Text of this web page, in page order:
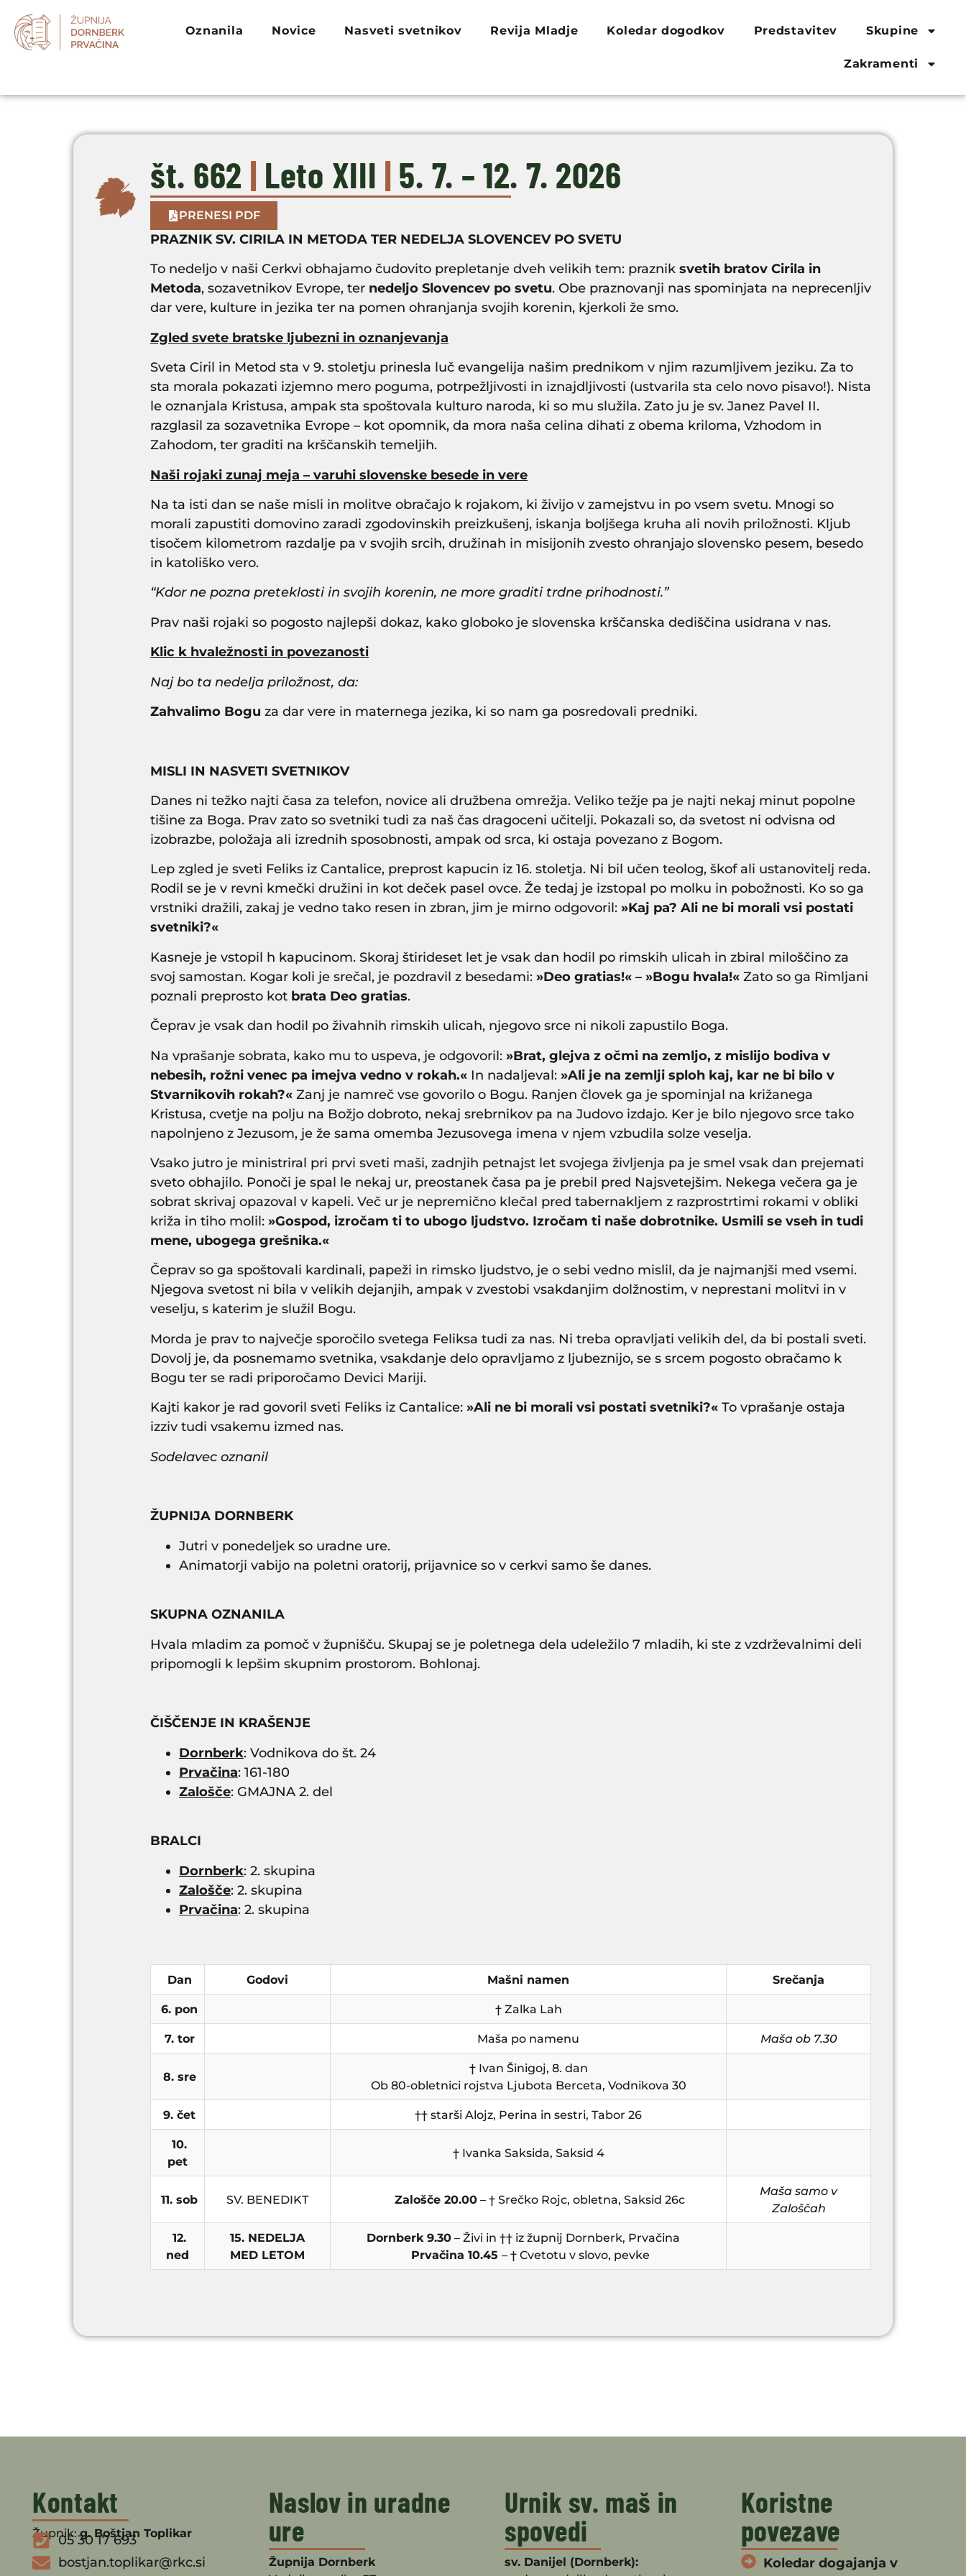
Oznanila Novice Nasveti svetnikov Revija Mladje Koledar dogodkov Predstavitev Skupine
Zakramenti
št. 662 | Leto XIII | 5. 7. – 12. 7. 2026
PRENESI PDF
PRAZNIK SV. CIRILA IN METODA TER NEDELJA SLOVENCEV PO SVETU
To nedeljo v naši Cerkvi obhajamo čudovito prepletanje dveh velikih tem: praznik svetih bratov Cirila in
Metoda, sozavetnikov Evrope, ter nedeljo Slovencev po svetu. Obe praznovanji nas spominjata na neprecenljiv
dar vere, kulture in jezika ter na pomen ohranjanja svojih korenin, kjerkoli že smo.
Zgled svete bratske ljubezni in oznanjevanja
Sveta Ciril in Metod sta v 9. stoletju prinesla luč evangelija našim prednikom v njim razumljivem jeziku. Za to
sta morala pokazati izjemno mero poguma, potrpežljivosti in iznajdljivosti (ustvarila sta celo novo pisavo!). Nista
le oznanjala Kristusa, ampak sta spoštovala kulturo naroda, ki so mu služila. Zato ju je sv. Janez Pavel II.
razglasil za sozavetnika Evrope – kot opomnik, da mora naša celina dihati z obema kriloma, Vzhodom in
Zahodom, ter graditi na krščanskih temeljih.
Naši rojaki zunaj meja – varuhi slovenske besede in vere
Na ta isti dan se naše misli in molitve obračajo k rojakom, ki živijo v zamejstvu in po vsem svetu. Mnogi so
morali zapustiti domovino zaradi zgodovinskih preizkušenj, iskanja boljšega kruha ali novih priložnosti. Kljub
tisočem kilometrom razdalje pa v svojih srcih, družinah in misijonih zvesto ohranjajo slovensko pesem, besedo
in katoliško vero.
“Kdor ne pozna preteklosti in svojih korenin, ne more graditi trdne prihodnosti.”
Prav naši rojaki so pogosto najlepši dokaz, kako globoko je slovenska krščanska dediščina usidrana v nas.
Klic k hvaležnosti in povezanosti
Naj bo ta nedelja priložnost, da:
Zahvalimo Bogu za dar vere in maternega jezika, ki so nam ga posredovali predniki.
MISLI IN NASVETI SVETNIKOV
Danes ni težko najti časa za telefon, novice ali družbena omrežja. Veliko težje pa je najti nekaj minut popolne
tišine za Boga. Prav zato so svetniki tudi za naš čas dragoceni učitelji. Pokazali so, da svetost ni odvisna od
izobrazbe, položaja ali izrednih sposobnosti, ampak od srca, ki ostaja povezano z Bogom.
Lep zgled je sveti Feliks iz Cantalice, preprost kapucin iz 16. stoletja. Ni bil učen teolog, škof ali ustanovitelj reda.
Rodil se je v revni kmečki družini in kot deček pasel ovce. Že tedaj je izstopal po molku in pobožnosti. Ko so ga
vrstniki dražili, zakaj je vedno tako resen in zbran, jim je mirno odgovoril: »Kaj pa? Ali ne bi morali vsi postati
svetniki?«
Kasneje je vstopil h kapucinom. Skoraj štirideset let je vsak dan hodil po rimskih ulicah in zbiral miloščino za
svoj samostan. Kogar koli je srečal, je pozdravil z besedami: »Deo gratias!« – »Bogu hvala!« Zato so ga Rimljani
poznali preprosto kot brata Deo gratias.
Čeprav je vsak dan hodil po živahnih rimskih ulicah, njegovo srce ni nikoli zapustilo Boga.
Na vprašanje sobrata, kako mu to uspeva, je odgovoril: »Brat, glejva z očmi na zemljo, z mislijo bodiva v
nebesih, rožni venec pa imejva vedno v rokah.« In nadaljeval: »Ali je na zemlji sploh kaj, kar ne bi bilo v
Stvarnikovih rokah?« Zanj je namreč vse govorilo o Bogu. Ranjen človek ga je spominjal na križanega
Kristusa, cvetje na polju na Božjo dobroto, nekaj srebrnikov pa na Judovo izdajo. Ker je bilo njegovo srce tako
napolnjeno z Jezusom, je že sama omemba Jezusovega imena v njem vzbudila solze veselja.
Vsako jutro je ministriral pri prvi sveti maši, zadnjih petnajst let svojega življenja pa je smel vsak dan prejemati
sveto obhajilo. Ponoči je spal le nekaj ur, preostanek časa pa je prebil pred Najsvetejšim. Nekega večera ga je
sobrat skrivaj opazoval v kapeli. Več ur je nepremično klečal pred tabernakljem z razprostrtimi rokami v obliki
križa in tiho molil: »Gospod, izročam ti to ubogo ljudstvo. Izročam ti naše dobrotnike. Usmili se vseh in tudi
mene, ubogega grešnika.«
Čeprav so ga spoštovali kardinali, papeži in rimsko ljudstvo, je o sebi vedno mislil, da je najmanjši med vsemi.
Njegova svetost ni bila v velikih dejanjih, ampak v zvestobi vsakdanjim dolžnostim, v neprestani molitvi in v
veselju, s katerim je služil Bogu.
Morda je prav to največje sporočilo svetega Feliksa tudi za nas. Ni treba opravljati velikih del, da bi postali sveti.
Dovolj je, da posnemamo svetnika, vsakdanje delo opravljamo z ljubeznijo, se s srcem pogosto obračamo k
Bogu ter se radi priporočamo Devici Mariji.
Kajti kakor je rad govoril sveti Feliks iz Cantalice: »Ali ne bi morali vsi postati svetniki?« To vprašanje ostaja
izziv tudi vsakemu izmed nas.
Sodelavec oznanil
ŽUPNIJA DORNBERK
Jutri v ponedeljek so uradne ure.
Animatorji vabijo na poletni oratorij, prijavnice so v cerkvi samo še danes.
SKUPNA OZNANILA
Hvala mladim za pomoč v župnišču. Skupaj se je poletnega dela udeležilo 7 mladih, ki ste z vzdrževalnimi deli
pripomogli k lepšim skupnim prostorom. Bohlonaj.
ČIŠČENJE IN KRAŠENJE
Dornberk: Vodnikova do št. 24
Prvačina: 161-180
Zalošče: GMAJNA 2. del
BRALCI
Dornberk: 2. skupina
Zalošče: 2. skupina
Prvačina: 2. skupina
Dan Godovi Mašni namen Srečanja
6. pon † Zalka Lah
7. tor Maša po namenu Maša ob 7.30
8. sre
† Ivan Šinigoj, 8. dan
Ob 80-obletnici rojstva Ljubota Berceta, Vodnikova 30
9. čet †† starši Alojz, Perina in sestri, Tabor 26
10.
pet
† Ivanka Saksida, Saksid 4
11. sob SV. BENEDIKT Zalošče 20.00 – † Srečko Rojc, obletna, Saksid 26c
Maša samo v
Zaloščah
12.
ned
15. NEDELJA
MED LETOM
Dornberk 9.30 – Živi in †† iz župnij Dornberk, Prvačina
Prvačina 10.45 – † Cvetotu v slovo, pevke
Kontakt
Župnik:g. Boštjan Toplikar
05 30 17 693
bostjan.toplikar@rkc.si
Naslov in uradne
ure
Župnija Dornberk
Urnik sv. maš in
spovedi
sv. Danijel (Dornberk):
Koristne
povezave
Koledar dogajanja v